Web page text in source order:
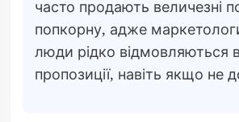
часто продають величезні
попкорну, адже
люди рідко відмовляються
пропозиції, навіть якщо не